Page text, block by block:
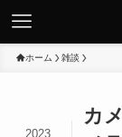
ホーム 雑談
カ
2023